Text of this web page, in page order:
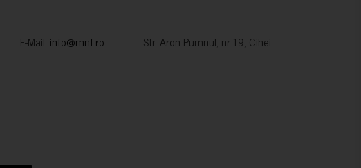
E-Mail: info@mnf.ro Str. Aron Pumnul, nr 19, Cihei